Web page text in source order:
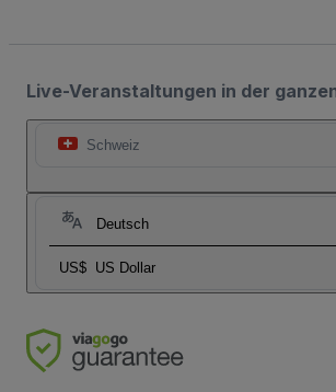
Live-Veranstaltungen in der
Schweiz
Deutsch
US$ US Dollar